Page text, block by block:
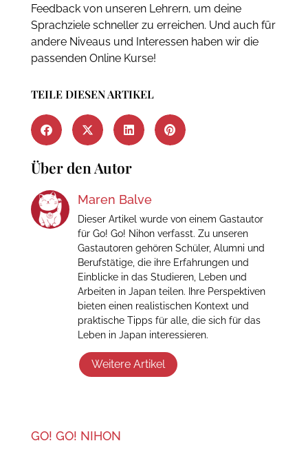
Feedback von unseren Lehrern, um deine
Sprachziele schneller zu erreichen. Und auch für
andere Niveaus und Interessen haben wir die
passenden Online Kurse!
TEILE DIESEN ARTIKEL
Über den Autor
Maren Balve
Dieser Artikel wurde von einem Gastautor
für Go! Go! Nihon verfasst. Zu unseren
Gastautoren gehören Schüler, Alumni und
Berufstätige, die ihre Erfahrungen und
Einblicke in das Studieren, Leben und
Arbeiten in Japan teilen. Ihre Perspektiven
bieten einen realistischen Kontext und
praktische Tipps für alle, die sich für das
Leben in Japan interessieren.
Weitere Artikel
GO! GO! NIHON